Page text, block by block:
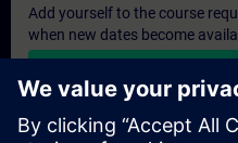
Add yourself to the course
when new dates become